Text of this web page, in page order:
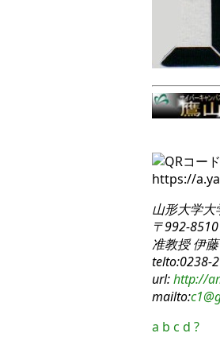
https://
山形大学
〒992-
准教授 伊
telto:0238-
url:http://
mailto:c1
a b c d ?